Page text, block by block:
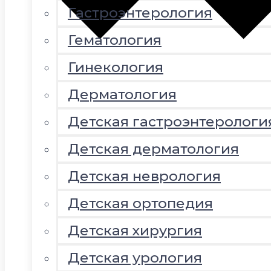
Гастроэнтерология
Гематология
Гинекология
Дерматология
Детская
Детская дерматология
Детская неврология
Детская ортопедия
Детская хирургия
Детская урология